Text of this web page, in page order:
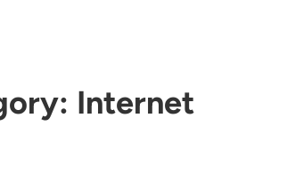
Internet